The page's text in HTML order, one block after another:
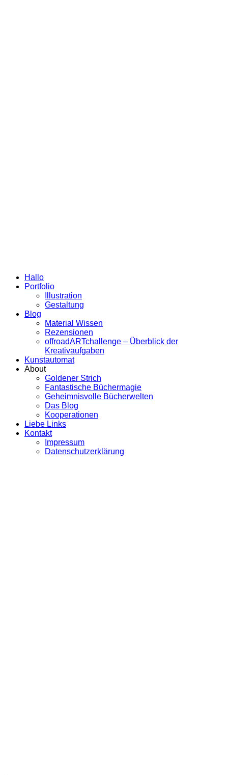
Hallo
Portfolio
Illustration
Gestaltung
Blog
Material Wissen
Rezensionen
offroadARTchallenge – Überblick der
Kreativaufgaben
Kunstautomat
About
Goldener Strich
Fantastische Büchermagie
Geheimnisvolle Bücherwelten
Das Blog
Kooperationen
Liebe Links
Kontakt
Impressum
Datenschutzerklärung